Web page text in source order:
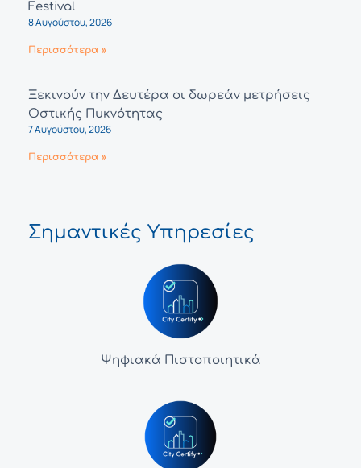
Festival
8 Αυγούστου, 2026
Περισσότερα »
Ξεκινούν την Δευτέρα οι δωρεάν μετρήσεις
Οστικής Πυκνότητας
7 Αυγούστου, 2026
Περισσότερα »
Σημαντικές Υπηρεσίες
Ψηφιακά Πιστοποιητικά